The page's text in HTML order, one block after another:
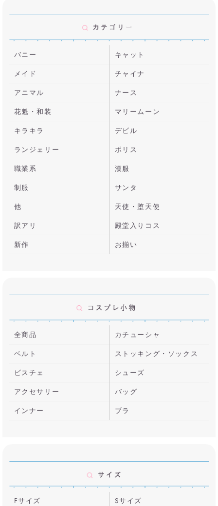
バニー
キャット
メイド
チャイナ
アニマル
ナース
花魁・和装
マリームーン
キラキラ
デビル
ランジェリー
ポリス
職業系
漢服
制服
サンタ
他
天使・堕天使
訳アリ
殿堂入りコス
新作
お揃い
全商品
カチューシャ
ベルト
ストッキング・ソックス
ビスチェ
シューズ
アクセサリー
バッグ
インナー
ブラ
Fサイズ
Sサイズ